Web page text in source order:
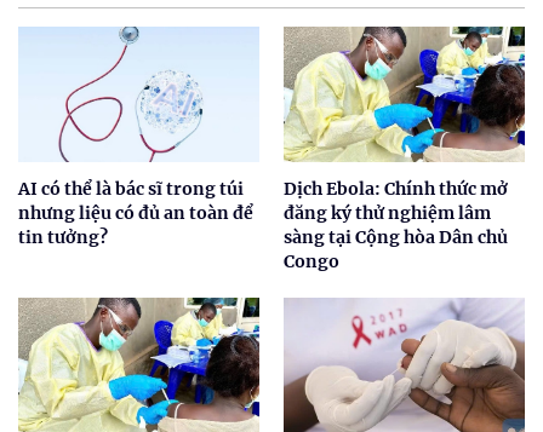
AI có thể là bác sĩ trong túi
nhưng liệu có đủ an toàn để
tin tưởng?
Dịch Ebola: Chính thức mở
đăng ký thử nghiệm lâm
sàng tại Cộng hòa Dân chủ
Congo